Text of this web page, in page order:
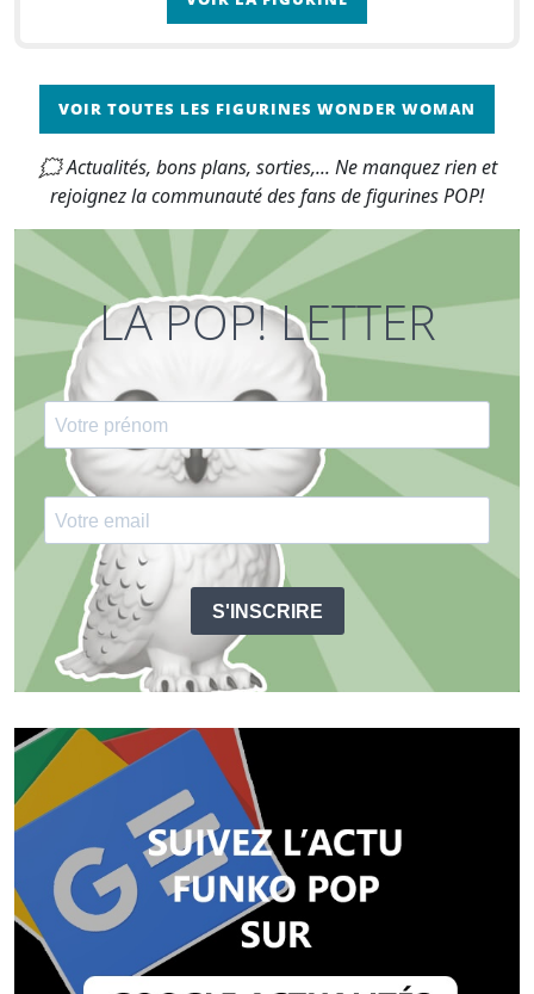
VOIR TOUTES LES FIGURINES WONDER WOMAN
🗯 Actualités, bons plans, sorties,... Ne manquez rien et
rejoignez la communauté des fans de figurines POP!
LA POP! LETTER
S'INSCRIRE